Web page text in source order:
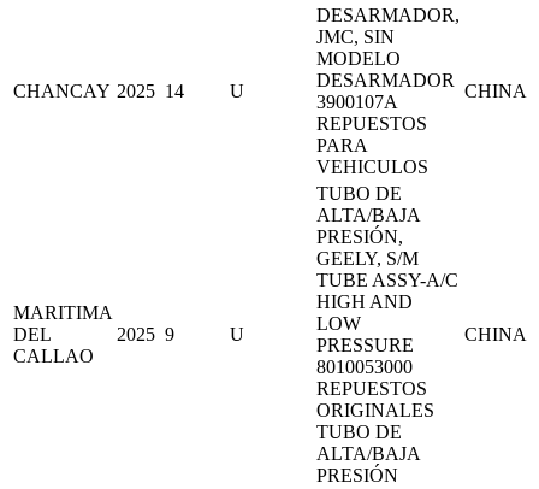
CHANCAY 2025 14 U
DESARMADOR,
JMC, SIN
MODELO
DESARMADOR
3900107A
REPUESTOS
PARA
VEHICULOS
CHINA
MARITIMA
DEL
CALLAO
2025 9 U
TUBO DE
ALTA/BAJA
PRESIÓN,
GEELY, S/M
TUBE ASSY-A/C
HIGH AND
LOW
PRESSURE
8010053000
REPUESTOS
ORIGINALES
TUBO DE
ALTA/BAJA
PRESIÓN
CHINA